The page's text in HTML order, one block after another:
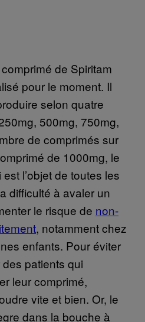
de Spiritam
pour le moment. Il
selon quatre
500mg, 750mg,
de comprimés sur
de 1000mg, le
l’objet de toutes les
difficulté à avaler un
le risque de non-
, notamment chez
enfants. Pour éviter
patients qui
leur comprimé,
vite et bien. Or, le
dans la bouche à